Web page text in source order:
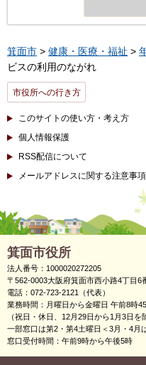
箕面市 > 健康・医療・福祉 >
ビスの利用のながれ
市役所への行き方
このサイトの使い方・考え方
個人情報保護
RSS配信について
メールアドレスに関する注意事項
箕面市役所
法人番号：1000020272205
〒562-0003大阪府箕面市西小路4丁目
電話：072-723-2121（代表）
業務時間：月曜日から金曜日 午前8時
（祝日・休日、12月29日から1月3日を
一部窓口は第2・第4土曜日＜3月・4月
窓口受付時間：午前9時から午後5時